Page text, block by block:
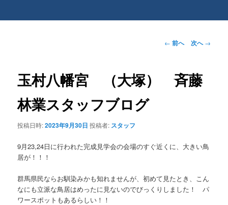
投稿ナビゲーシ
← 前へ 次へ→
玉村八幡宮 （大塚） 斉藤
林業スタッフブログ
投稿日時:2023年9月30日 投稿者: スタッフ
9月23,24日に行われた完成見学会の会場のすぐ近くに、大きい鳥
居が！！！
群馬県民ならお馴染みかも知れませんが、初めて見たとき、こん
なにも立派な鳥居はめったに見ないのでびっくりしました！ パ
ワースポットもあるらしい！！